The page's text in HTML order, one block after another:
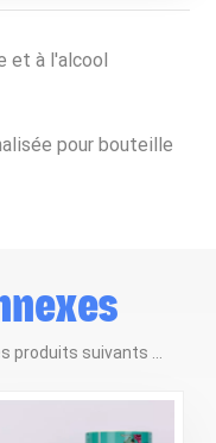
et à l'alcool
pour bouteille
produits suivants ...